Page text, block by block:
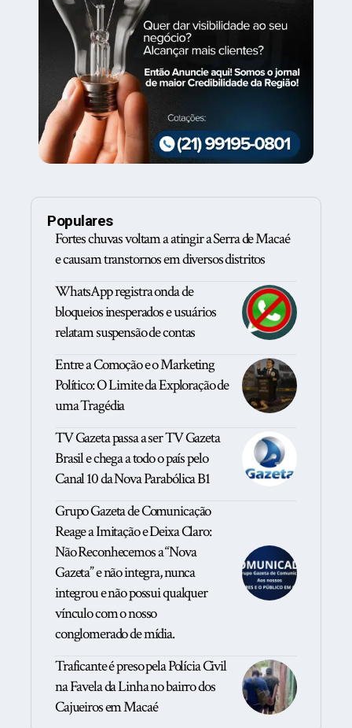
Populares
Fortes chuvas voltam a atingir a Serra de Macaé
e causam transtornos em diversos distritos
WhatsApp registra onda de
bloqueios inesperados e usuários
relatam suspensão de contas
Entre a Comoção e o Marketing
Político: O Limite da Exploração de
uma Tragédia
TV Gazeta passa a ser TV Gazeta
Brasil e chega a todo o país pelo
Canal 10 da Nova Parabólica B1
Grupo Gazeta de Comunicação
Reage a Imitação e Deixa Claro:
Não Reconhecemos a “Nova
Gazeta” e não integra, nunca
integrou e não possui qualquer
vínculo com o nosso
conglomerado de mídia.
Traficante é preso pela Polícia Civil
na Favela da Linha no bairro dos
Cajueiros em Macaé